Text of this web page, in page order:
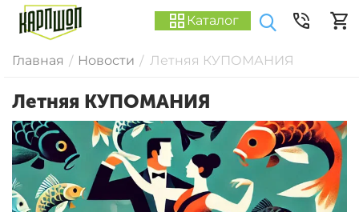
Каталог
Главная / Новости / Летняя КУПОМАНИЯ
Летняя КУПОМАНИЯ